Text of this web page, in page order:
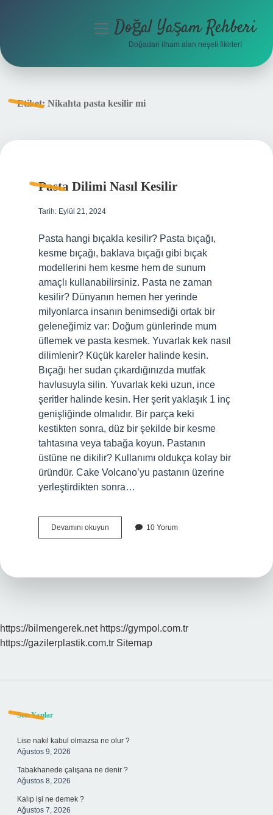
menüyüDoğal Yaşam Rehberi
Doğadan ilham alan neşeli fikirler!
Etiket: Nikahta pasta kesilir mi
Pasta Dilimi Nasıl Kesilir
Tarih: Eylül 21, 2024
Pasta hangi bıçakla kesilir? Pasta bıçağı,
kesme bıçağı, baklava bıçağı gibi bıçak
modellerini hem kesme hem de sunum
amaçlı kullanabilirsiniz. Pasta ne zaman
kesilir? Dünyanın hemen her yerinde
milyonlarca insanın benimsediği ortak bir
geleneğimiz var: Doğum günlerinde mum
üflemek ve pasta kesmek. Yuvarlak kek nasıl
dilimlenir? Küçük kareler halinde kesin.
Bıçağı her sudan çıkardığınızda mutfak
havlusuyla silin. Yuvarlak keki uzun, ince
şeritler halinde kesin. Her şerit yaklaşık 1 inç
genişliğinde olmalıdır. Bir parça keki
kestikten sonra, düz bir şekilde bir kesme
tahtasına veya tabağa koyun. Pastanın
üstüne ne dikilir? Kullanımı oldukça kolay bir
üründür. Cake Volcano’yu pastanın üzerine
yerleştirdikten sonra…
Devamını okuyun
Dilimi
10 Yorum
https://bilmengerek.net https://gympol.com.tr
https://gazilerplastik.com.tr Sitemap
Sidebar
Son Yazılar
Lise nakil kabul olmazsa ne olur ?
Ağustos 9, 2026
Tabakhanede çalışana ne denir ?
Ağustos 8, 2026
Kalıp işi ne demek ?
Ağustos 7, 2026